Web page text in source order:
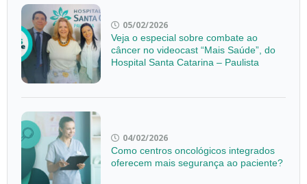
05/02/2026
Veja o especial sobre combate ao
câncer no videocast “Mais Saúde”, do
Hospital Santa Catarina – Paulista
04/02/2026
Como centros oncológicos integrados
oferecem mais segurança ao paciente?